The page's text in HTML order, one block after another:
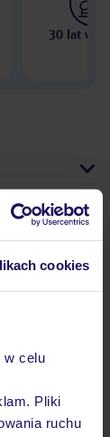
cookies
w celu
Pliki
ruchu
30 lat w